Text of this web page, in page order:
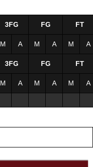
3FG FG FT
M A M A M A
3FG FG FT
M A M A M A